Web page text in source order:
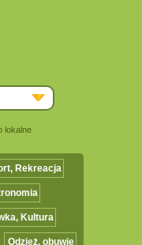
lokalne
Rekreacja
Kultura
Odzież, obuwie